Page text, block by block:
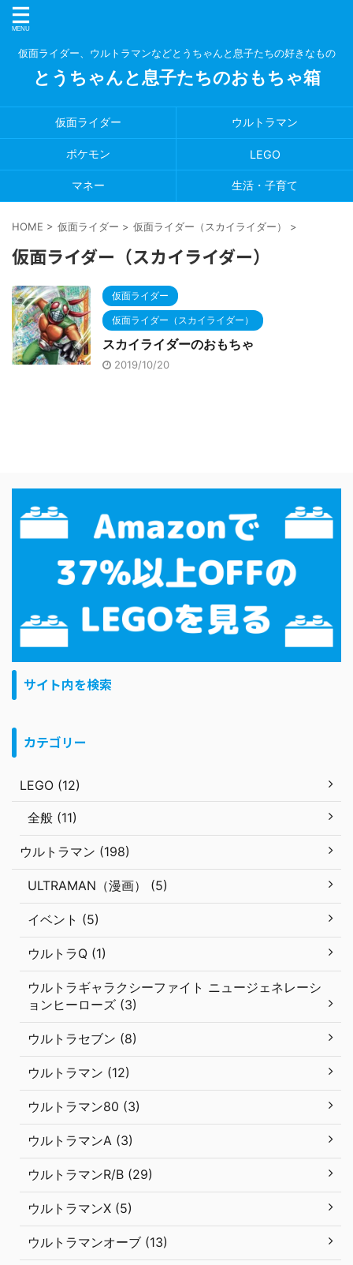
仮面ライダー、ウルトラマンなどとうちゃんと息子たちの好きなもの
とうちゃんと息子たちのおもちゃ箱
仮面ライダー ウルトラマン
ポケモン LEGO
マネー 生活・子育て
HOME > 仮面ライダー > 仮面ライダー（スカイライダー） >
仮面ライダー（スカイライダー）
仮面ライダー
仮面ライダー（スカイライダー）
スカイライダーのおもちゃ
2019/10/20
サイト内を検索
カテゴリー
LEGO (12)
全般 (11)
ウルトラマン (198)
ULTRAMAN（漫画） (5)
イベント (5)
ウルトラQ (1)
ウルトラギャラクシーファイト ニュージェネレーシ
ョンヒーローズ (3)
ウルトラセブン (8)
ウルトラマン (12)
ウルトラマン80 (3)
ウルトラマンA (3)
ウルトラマンR/B (29)
ウルトラマンX (5)
ウルトラマンオーブ (13)